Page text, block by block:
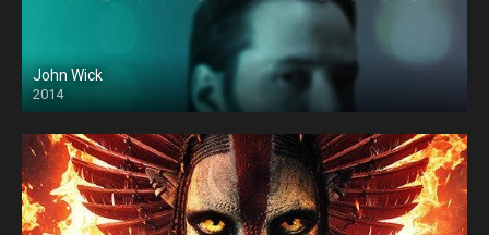
John Wick
2014